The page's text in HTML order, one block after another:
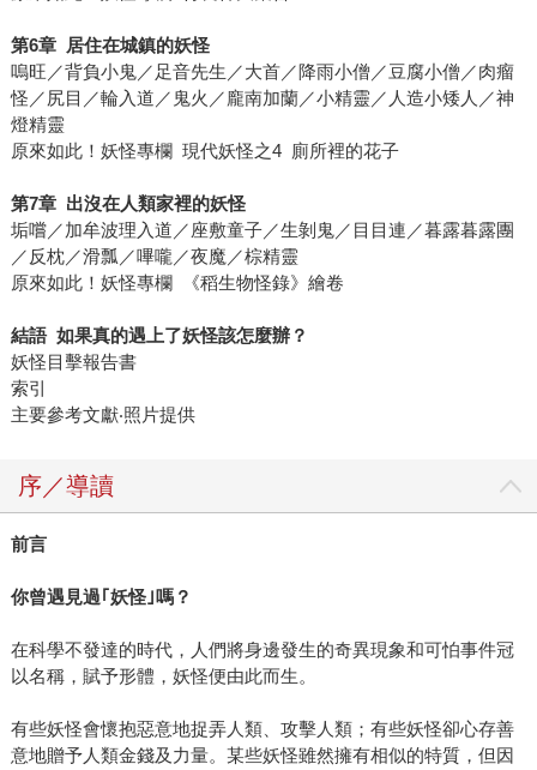
第6章 居住在城鎮的妖怪
嗚旺／背負小鬼／足音先生／大首／降雨小僧／豆腐小僧／肉瘤
怪／尻目／輪入道／鬼火／龐南加蘭／小精靈／人造小矮人／神
燈精靈
原來如此！妖怪專欄 現代妖怪之4 廁所裡的花子
第7章 出沒在人類家裡的妖怪
垢嚐／加牟波理入道／座敷童子／生剝鬼／目目連／暮露暮露團
／反枕／滑瓢／嗶嚨／夜魔／棕精靈
原來如此！妖怪專欄 《稻生物怪錄》繪卷
結語 如果真的遇上了妖怪該怎麼辦？
妖怪目擊報告書
索引
主要參考文獻‧照片提供
序／導讀
前言
你曾遇見過｢妖怪｣嗎？
在科學不發達的時代，人們將身邊發生的奇異現象和可怕事件冠
以名稱，賦予形體，妖怪便由此而生。
有些妖怪會懷抱惡意地捉弄人類、攻擊人類；有些妖怪卻心存善
意地贈予人類金錢及力量。某些妖怪雖然擁有相似的特質，但因